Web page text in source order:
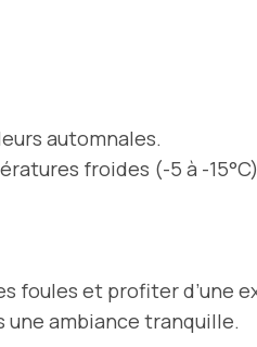
automnales.
froides (-5 à -
foules et profiter d’une
une ambiance tranquille.